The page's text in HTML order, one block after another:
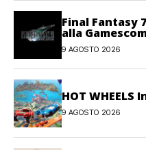
Final Fantasy
alla
9 AGOSTO 2026
HOT
9 AGOSTO 2026